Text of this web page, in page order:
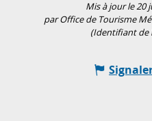
Mis à jour le 20
par Office de Tourisme
(Identifiant de